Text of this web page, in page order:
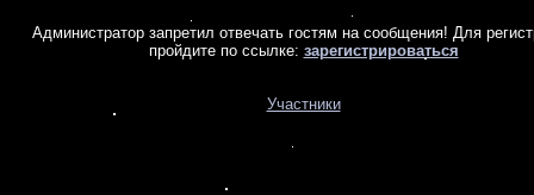
Администратор запретил отвечать гостям на сообщения! Для
пройдите по ссылке: зарегистрироваться
Участники